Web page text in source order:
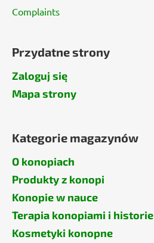
Complaints
Przydatne strony
Zaloguj się
Mapa strony
Kategorie magazynów
O konopiach
Produkty z konopi
Konopie w nauce
Terapia konopiami i historie
Kosmetyki konopne